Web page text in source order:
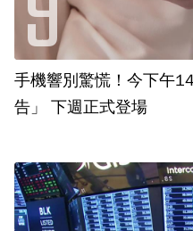
手機響別驚慌！今下午
告」 下週正式登場